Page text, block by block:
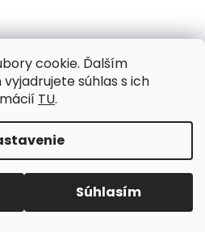
cookie. Ďalším
súhlas s ich
TU.
Súhlasím